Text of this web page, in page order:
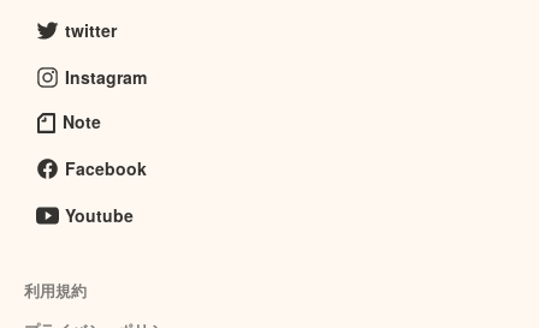
twitter
Instagram
Note
Facebook
Youtube
利用規約